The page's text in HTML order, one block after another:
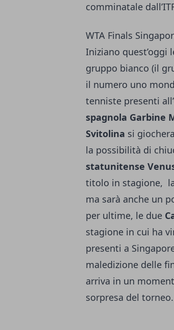
comminatale
WTA Finals
Iniziano quest’oggi
gruppo bianco (il
il numero uno
tenniste presenti
spagnola Garbine
Svitolina si
la possibilità di
statunitense Venus
titolo in stagione,
ma sarà anche un
per ultime, le due
stagione in cui ha
presenti a
maledizione delle
arriva in un
sorpresa del torneo.